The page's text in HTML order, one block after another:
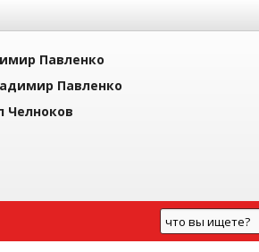
Павленко
Павленко
Челноков